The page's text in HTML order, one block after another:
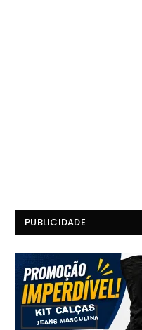
PUBLICIDADE